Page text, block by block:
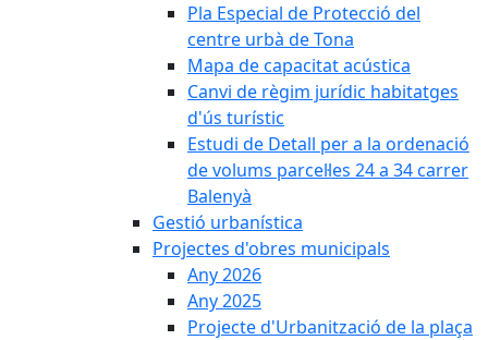
Pla Especial de Protecció del
centre urbà de Tona
Mapa de capacitat acústica
Canvi de règim jurídic habitatges
d'ús turístic
Estudi de Detall per a la ordenació
de volums parcel·les 24 a 34 carrer
Balenyà
Gestió urbanística
Projectes d'obres municipals
Any 2026
Any 2025
Projecte d'Urbanització de la plaça